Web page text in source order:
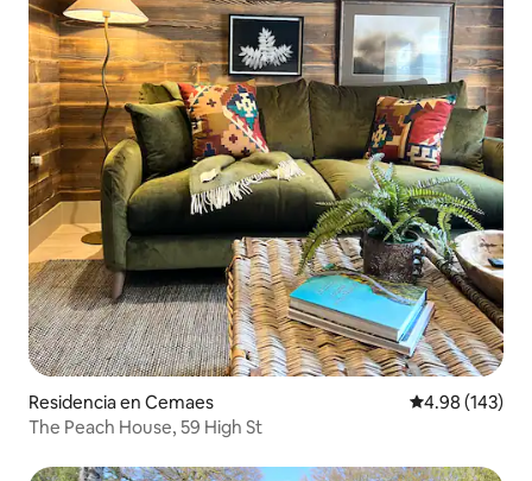
Residencia en Cemaes Calificación
4.98 (143)
The Peach House, 59 High St